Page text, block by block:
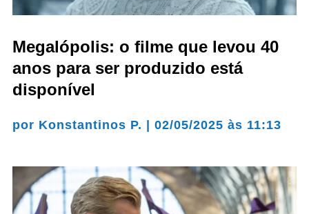
Megalópolis: o filme que levou 40
anos para ser produzido está
disponível
por Konstantinos P. | 02/05/2025 às 11:13